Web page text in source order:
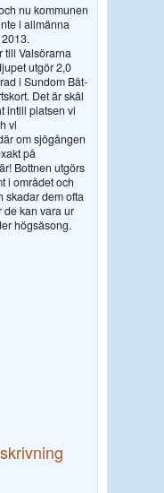
nu kommunen
i allmänna
till Valsörarna
utgör 2,0
i Sundom Båt-
Det är skäl
intill platsen vi
vi
om sjögången
på
Bottnen utgörs
i området och
skadar dem ofta
de kan vara ur
högsäsong.